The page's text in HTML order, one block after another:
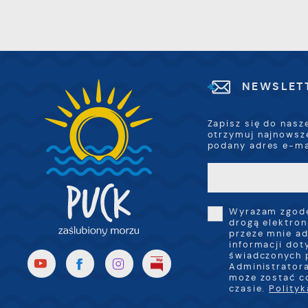
Zapisz się do
otrzymuj
podany adres e-
Wyrażam
drogą
przeze mnie
informacji
świadczonych
Administratora
może zostać
czasie.